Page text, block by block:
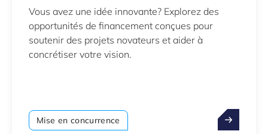
Vous avez une idée innovante? Explorez des
opportunités de financement conçues pour
soutenir des projets novateurs et aider à
concrétiser votre vision.
Mise en concurrence